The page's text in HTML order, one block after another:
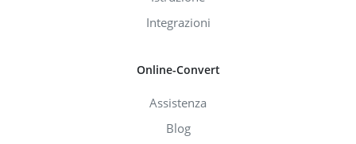
Integrazioni
Online-Convert
Assistenza
Blog